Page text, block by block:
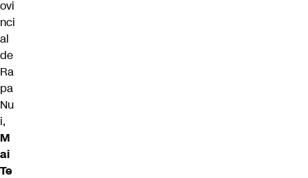
ovi
nci
al
de
Ra
pa
Nu
i,
M
ai
Te